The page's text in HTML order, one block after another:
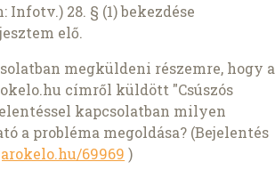
Infotv.) 28. § (1) bekezdése
elő.
megküldeni részemre, hogy a
címről küldött "Csúszós
kapcsolatban milyen
a probléma megoldása? (Bejelentés
69969 )